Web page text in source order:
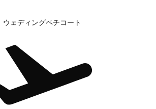
ウェディングペチコート